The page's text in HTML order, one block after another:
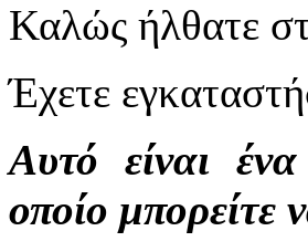
Καλώς
Έχετε
Αυτό είναι
οποίο μπορείτε